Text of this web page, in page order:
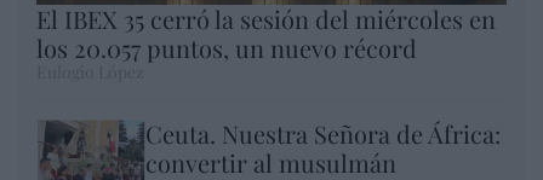
El IBEX 35 cerró la sesión del miércoles en
los 20.057 puntos, un nuevo récord
Ceuta. Nuestra Señora de África:
convertir al musulmán